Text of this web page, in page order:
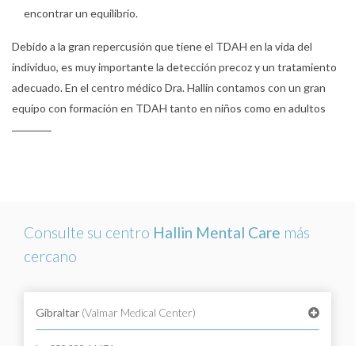
encontrar un equilibrio.
Debido a la gran repercusión que tiene el TDAH en la vida del
individuo, es muy importante la detección precoz y un tratamiento
adecuado. En el centro médico Dra. Hallin contamos con un gran
equipo con formación en TDAH tanto en niños como en adultos
Consulte su centro Hallin Mental Care más
cercano
Gibraltar (Valmar Medical Center)